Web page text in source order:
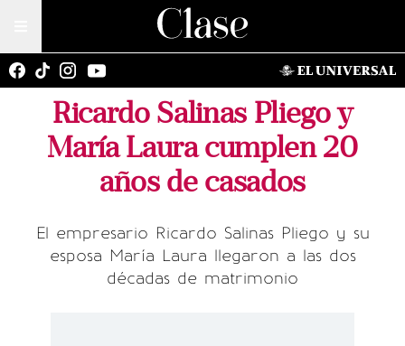
Ricardo Salinas Pliego y
María Laura cumplen 20
años de casados
El empresario Ricardo Salinas Pliego y su
esposa María Laura llegaron a las dos
décadas de matrimonio